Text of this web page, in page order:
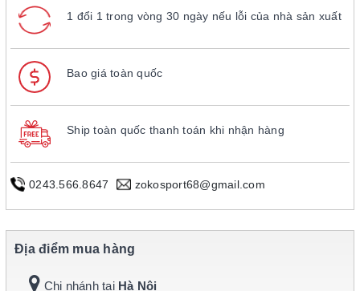
1 đổi 1 trong vòng 30 ngày nếu lỗi của nhà sản xuất
Bao giá toàn quốc
Ship toàn quốc thanh toán khi nhận hàng
0243.566.8647 zokosport68@gmail.com
Địa điểm mua hàng
Chi nhánh tại Hà Nội